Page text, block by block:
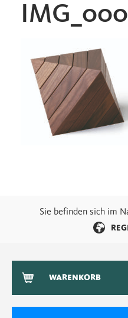
Sie befinden sich im
WARENKORB